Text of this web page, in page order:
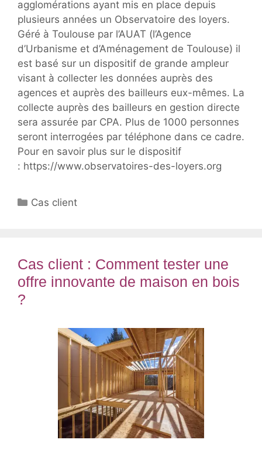
agglomérations ayant mis en place depuis
plusieurs années un Observatoire des loyers.
Géré à Toulouse par l’AUAT (l’Agence
d’Urbanisme et d’Aménagement de Toulouse) il
est basé sur un dispositif de grande ampleur
visant à collecter les données auprès des
agences et auprès des bailleurs eux-mêmes. La
collecte auprès des bailleurs en gestion directe
sera assurée par CPA. Plus de 1000 personnes
seront interrogées par téléphone dans ce cadre.
Pour en savoir plus sur le dispositif
: https://www.observatoires-des-loyers.org
Catégories
Cas client
Cas client : Comment tester une
offre innovante de maison en bois
?